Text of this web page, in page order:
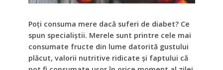
Poți consuma mere dacă suferi de diabet? Ce
spun specialiștii. Merele sunt printre cele mai
consumate fructe din lume datorită gustului
plăcut, valorii nutritive ridicate și faptului că